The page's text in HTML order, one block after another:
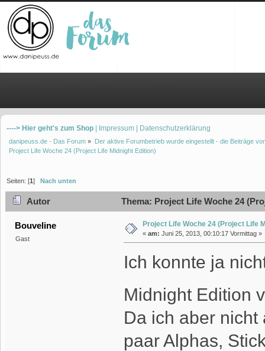
----> Hier geht's zum Shop | Impressum | Datenschutzerklärung
danipeuss.de - Das Forum » Der aktive Forumbetrieb wurde eingestellt - die Beiträge
Project Life Woche 24 (Project Life Midnight Edition)
Seiten: [1] Nach unten
Autor Thema: Project Life Woche 24
Bouveline
Gast
Project Life Woche 24 (Project Life
« am: Juni 25, 2013, 00:10:17 Vormittag »
Ich konnte ja
Midnight Edition
Da ich aber
paar Alphas,